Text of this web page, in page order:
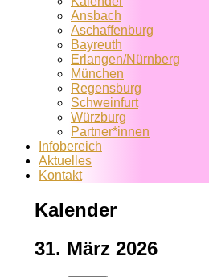
Ansbach
Aschaffenburg
Bayreuth
Erlangen/Nürnberg
München
Regensburg
Schweinfurt
Würzburg
Partner*innen
Infobereich
Aktuelles
Kontakt
Kalender
31. März 2026